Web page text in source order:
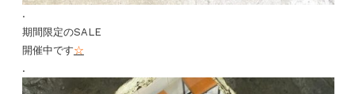
.
期間限定のSALE
開催中です☆
.